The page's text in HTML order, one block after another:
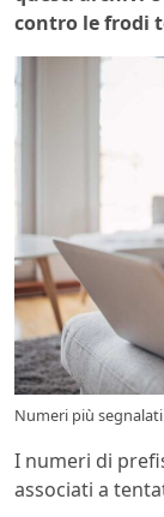
contro le frodi
Numeri più
I numeri di
associati a